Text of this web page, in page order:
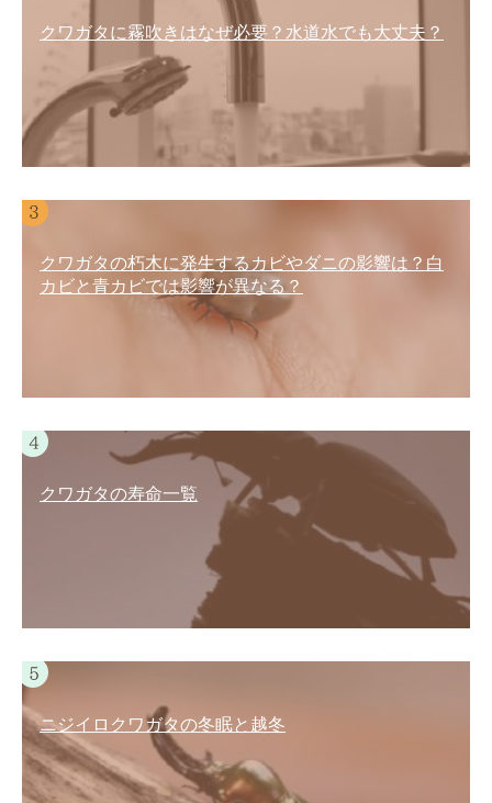
クワガタに霧吹きはなぜ必要？水道水でも大丈夫？
クワガタの朽木に発生するカビやダニの影響は？白
カビと青カビでは影響が異なる？
クワガタの寿命一覧
ニジイロクワガタの冬眠と越冬